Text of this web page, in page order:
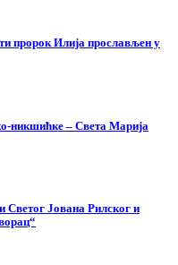
пророк Илија прослављен у
никшићке – Света Марија
Светог Јована Рилског и